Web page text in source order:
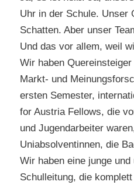
Uhr in der Schule. Unser
Schatten. Aber unser
Und das vor allem, weil
Wir haben
Markt- und
ersten Semester,
for Austria Fellows, die
und Jugendarbeiter
Uniabsolventinnen, die
Wir haben eine junge
Schulleitung, die